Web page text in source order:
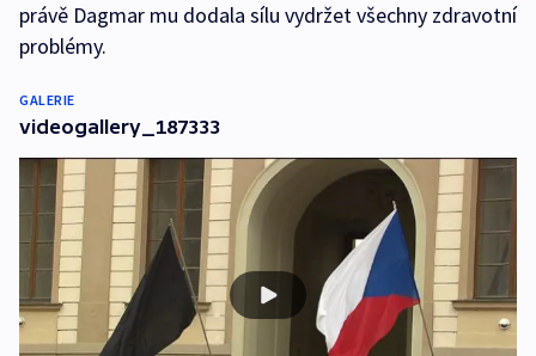
právě Dagmar mu dodala sílu vydržet všechny zdravotní
problémy.
GALERIE
videogallery_187333